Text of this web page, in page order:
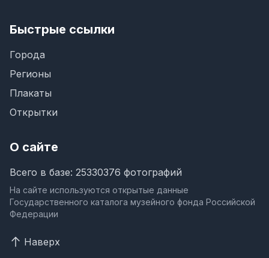
Быстрые ссылки
Города
Регионы
Плакаты
Открытки
О сайте
Всего в базе: 25330376 фотографий
На сайте используются открытые данные
Государственного каталога музейного фонда Российской
Федерации
Наверх